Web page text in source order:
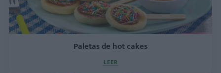
Paletas de hot cakes
LEER